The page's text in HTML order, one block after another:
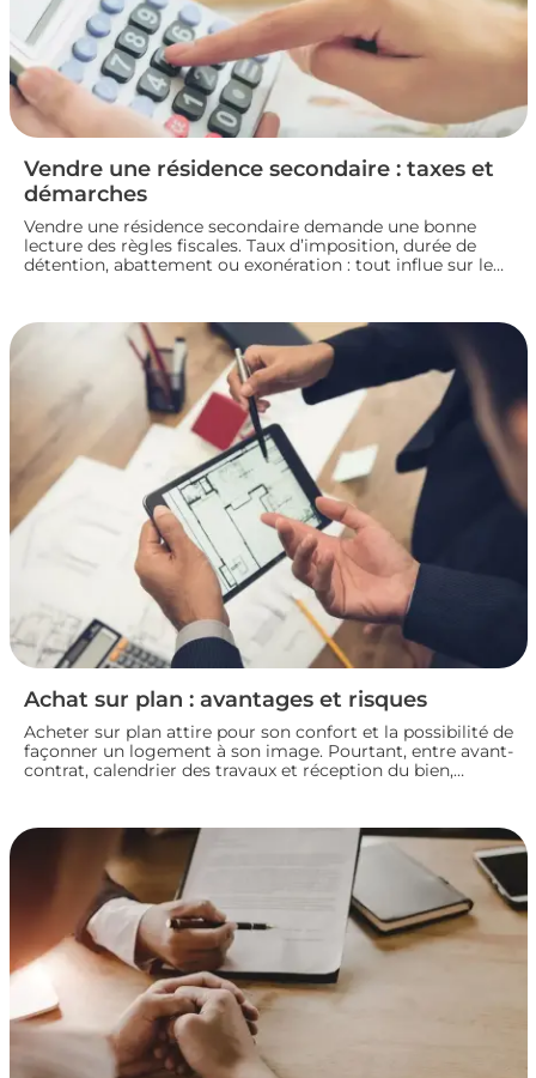
Vendre une résidence secondaire : taxes et
démarches
Vendre une résidence secondaire demande une bonne
lecture des règles fiscales. Taux d’imposition, durée de
détention, abattement ou exonération : tout influe sur le
les meilleures conditions. Zoom sur les démarches et les
taxes à connaître avant de se lancer.
Achat sur plan : avantages et risques
Acheter sur plan attire pour son confort et la possibilité de
façonner un logement à son image. Pourtant, entre avant-
contrat, calendrier des travaux et réception du bien,
atouts et les zones de vigilance de cette démarche.